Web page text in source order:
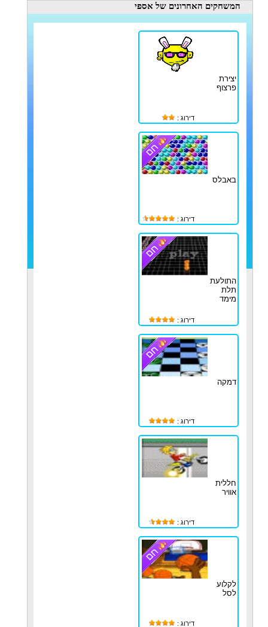
המשחקים האחרונים של אספי
יצירת
פרצוף
דירוג :
באבלס
דירוג :
התולעת
תלת
מימד
דירוג :
דמקה
דירוג :
חללית
אוויר
דירוג :
לקלוע
לסל
דירוג :